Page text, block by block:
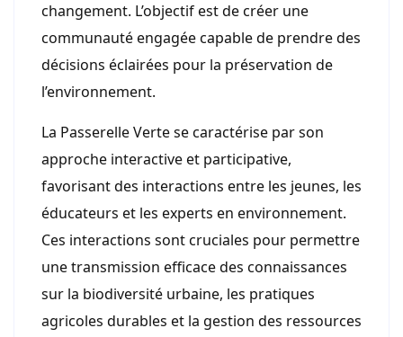
changement. L’objectif est de créer une
communauté engagée capable de prendre des
décisions éclairées pour la préservation de
l’environnement.
La Passerelle Verte se caractérise par son
approche interactive et participative,
favorisant des interactions entre les jeunes, les
éducateurs et les experts en environnement.
Ces interactions sont cruciales pour permettre
une transmission efficace des connaissances
sur la biodiversité urbaine, les pratiques
agricoles durables et la gestion des ressources